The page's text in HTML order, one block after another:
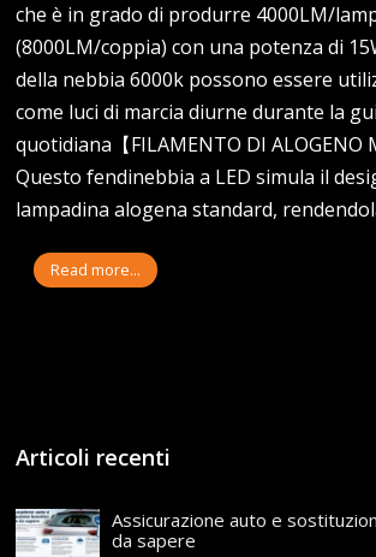
che è in grado di produrre 4000LM/
(8000LM/coppia) con una potenza di
della nebbia 6000k possono essere
come luci di marcia diurne durante la
quotidiana【FILAMENTO DI ALOGENO
Questo fendinebbia a LED simula il
lampadina alogena standard,
Read more...
Articoli recenti
Assicurazione auto e
da sapere